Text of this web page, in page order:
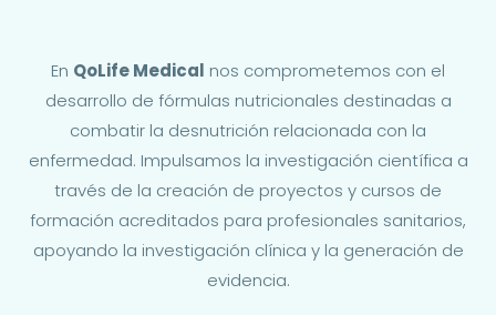
En QoLife Medical nos comprometemos con el
desarrollo de fórmulas nutricionales destinadas a
combatir la desnutrición relacionada con la
enfermedad. Impulsamos la investigación científica a
través de la creación de proyectos y cursos de
formación acreditados para profesionales sanitarios,
apoyando la investigación clínica y la generación de
evidencia.